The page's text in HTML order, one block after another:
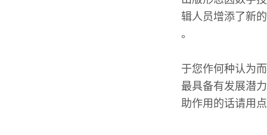
辑人员增添了新
。
于您作何种认为
最具备有发展潜
助作用的话请用